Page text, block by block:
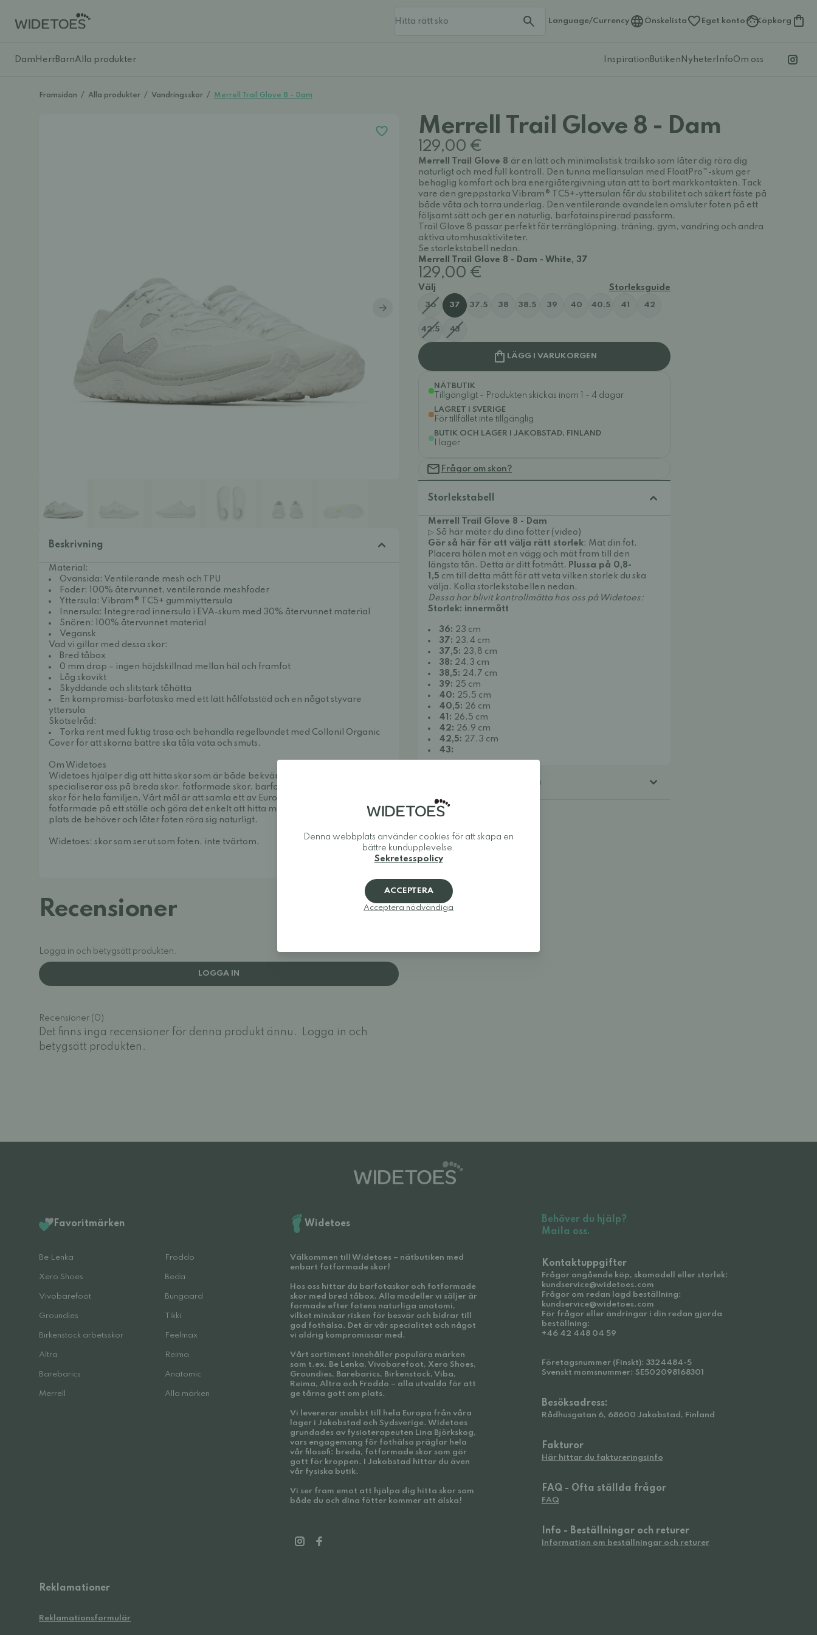
Language/Currency Önskelista Eget konto Köpkorg
Dam HerrBarnAlla produkter Inspiration Butiken Nyheter InfoOm oss
Framsidan / Alla produkter / Vandringsskor / Merrell Trail Glove 8 - Dam
Beskrivning
Material:
Ovansida: Ventilerande mesh och TPU
Foder: 100% återvunnet, ventilerande meshfoder
Yttersula: Vibram® TC5+ gummiyttersula
Innersula: Integrerad innersula i EVA-skum med 30% återvunnet material
Snören: 100% återvunnet material
Vegansk
Vad vi gillar med dessa skor:
Bred tåbox
0 mm drop – ingen höjdskillnad mellan häl och framfot
Låg skovikt
Skyddande och slitstark tåhätta
En kompromiss-barfotasko med ett lätt hålfotsstöd och en något styvare
yttersula
Skötselråd:
Torka rent med fuktig trasa och behandla regelbundet med Collonil Organic
Cover för att skorna bättre ska tåla väta och smuts.
Om Widetoes
Widetoes hjälper dig att hitta skor som är både bekväma och snygga. Vi
specialiserar oss på breda skor, fotformade skor, barfotaskor och minimalistiska
skor för hela familjen. Vårt mål är att samla ett av Europas bästa utbud av
fotformade på ett ställe och göra det enkelt att hitta modeller som ger tårna den
plats de behöver och låter foten röra sig naturligt.
Widetoes: skor som ser ut som foten, inte tvärtom.
Recensioner
Logga in och betygsätt produkten.
LOGGA IN
Recensioner (0)
Det finns inga recensioner för denna produkt ännu.
Logga in och
betygsätt produkten.
Merrell Trail Glove 8 - Dam
129,00 €
Merrell Trail Glove 8 är en lätt och minimalistisk trailsko som låter dig röra dig
naturligt och med full kontroll. Den tunna mellansulan med FloatPro™-skum ger
behaglig komfort och bra energiåtergivning utan att ta bort markkontakten. Tack
vare den greppstarka Vibram® TC5+-yttersulan får du stabilitet och säkert fäste på
både våta och torra underlag. Den ventilerande ovandelen omsluter foten på ett
följsamt sätt och ger en naturlig, barfotainspirerad passform.
Trail Glove 8 passar perfekt för terränglöpning, träning, gym, vandring och andra
aktiva utomhusaktiviteter.
Se storlekstabell nedan.
Merrell Trail Glove 8 - Dam - White, 37
129,00 €
Välj Storleksguide
36 37 37.5 38 38.5 39 40 40.5 41 42
42.5 43
LÄGG I VARUKORGEN
NÄTBUTIK
Tillgängligt - Produkten skickas inom 1 - 4 dagar
LAGRET I SVERIGE
För tillfället inte tillgänglig
BUTIK OCH LAGER I JAKOBSTAD, FINLAND
I lager
Frågor om skon?
Storlekstabell
Merrell Trail Glove 8 - Dam
▷ Så här mäter du dina fötter (video)
Gör så här för att välja rätt storlek: Mät din fot.
Placera hälen mot en vägg och mät fram till den
längsta tån. Detta är ditt fotmått. Plussa på 0,8-
1,5 cm till detta mått för att veta vilken storlek du ska
välja. Kolla storlekstabellen nedan.
Dessa har blivit kontrollmätta hos oss på Widetoes:
Storlek: innermått
36: 23 cm
37: 23,4 cm
37,5: 23,8 cm
38: 24,3 cm
38,5: 24,7 cm
39: 25 cm
40: 25,5 cm
40,5: 26 cm
41: 26,5 cm
42: 26,9 cm
42,5: 27,3 cm
43:
Ytterligare information
Favoritmärken
Be Lenka Froddo
Xero Shoes Beda
Vivobarefoot Bungaard
Groundies Tikki
Birkenstock arbetsskor Feelmax
Altra Reima
Barebarics Anatomic
Merrell Alla märken
Widetoes
Välkommen till Widetoes – nätbutiken med
enbart fotformade skor!
Hos oss hittar du barfotaskor och fotformade
skor med bred tåbox. Alla modeller vi säljer är
formade efter fotens naturliga anatomi,
vilket minskar risken för besvär och bidrar till
god fothälsa. Det är vår specialitet och något
vi aldrig kompromissar med.
Vårt sortiment innehåller populära märken
som t.ex. Be Lenka, Vivobarefoot, Xero Shoes,
Groundies, Barebarics, Birkenstock, Viba,
Reima, Altra och Froddo – alla utvalda för att
ge tårna gott om plats.
Vi levererar snabbt till hela Europa från våra
lager i Jakobstad och Sydsverige. Widetoes
grundades av fysioterapeuten Lina Björkskog,
vars engagemang för fothälsa präglar hela
vår filosofi: breda, fotformade skor som gör
gott för kroppen. I Jakobstad hittar du även
vår fysiska butik.
Vi ser fram emot att hjälpa dig hitta skor som
både du och dina fötter kommer att älska!
Behöver du hjälp?
Maila oss.
Kontaktuppgifter
Frågor angående köp, skomodell eller storlek:
kundservice@widetoes.com
Frågor om redan lagd beställning:
kundservice@widetoes.com
För frågor eller ändringar i din redan gjorda
beställning:
+46 42 448 04 59
Företagsnummer (Finskt): 3324484-5
Svenskt momsnummer: SE502098168301
Besöksadress:
Rådhusgatan 6, 68600 Jakobstad, Finland
Fakturor
Här hittar du faktureringsinfo
FAQ - Ofta ställda frågor
FAQ
Info - Beställningar och returer
Information om beställningar och returer
Reklamationer
Reklamationsformulär
Denna webbplats använder cookies för att skapa en
bättre kundupplevelse.
Sekretesspolicy
ACCEPTERA
Acceptera nödvändiga